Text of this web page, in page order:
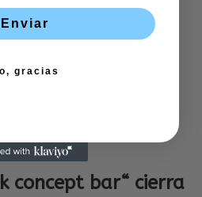
con pago 🆕 «TICKET
y «servicio delivery».Nueva
y los platillos clásicos. Ven a
nosotros
concept bar“ cierra
Enviar
gracias